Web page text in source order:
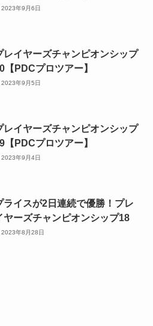
2023年9月6日
レイヤーズチャンピオンシップ
【PDCプロツアー】
2023年9月5日
レイヤーズチャンピオンシップ
【PDCプロツアー】
2023年9月4日
ライスが2日連続で優勝！プレ
ヤーズチャンピオンシップ18
2023年8月28日